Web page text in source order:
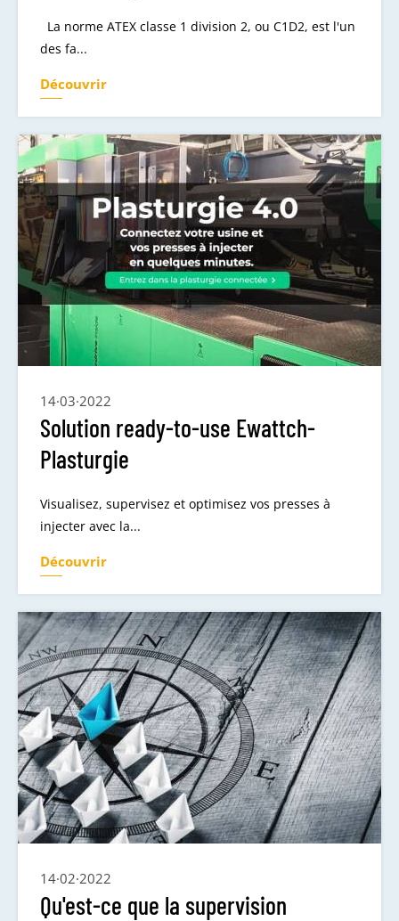
La norme ATEX classe 1 division 2, ou C1D2, est l'un
des fa...
Découvrir
14·03·2022
Solution ready-to-use Ewattch-
Plasturgie
Visualisez, supervisez et optimisez vos presses à
injecter avec la...
Découvrir
14·02·2022
Qu'est-ce que la supervision